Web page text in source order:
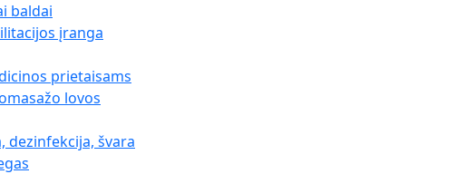
baldai
įranga
prietaisams
lovos
dezinfekcija, švara